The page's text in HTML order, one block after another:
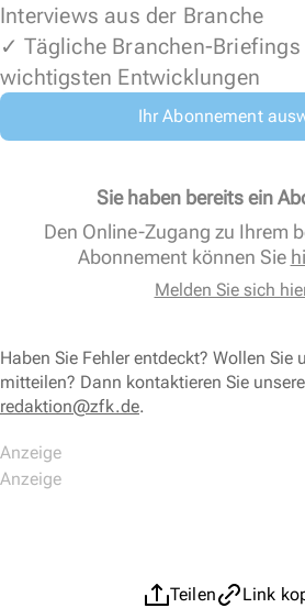
Interviews aus der Branche
✓ Tägliche Branchen-
wichtigsten Entwicklungen
Ihr Abonnement
Sie haben bereits ein
Den Online-Zugang zu Ihrem
Abonnement können Sie
Melden Sie sich
Haben Sie Fehler entdeckt? Wollen Sie
mitteilen? Dann kontaktieren Sie
redaktion@zfk.de.
Teilen
Link